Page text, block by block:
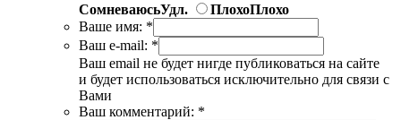
СомневаюсьУдл. ПлохоПлохо
Ваше имя: *
Ваш e-mail: *
Ваш email не будет нигде публиковаться на сайте
и будет использоваться исключительно для связи с
Вами
Ваш комментарий: *